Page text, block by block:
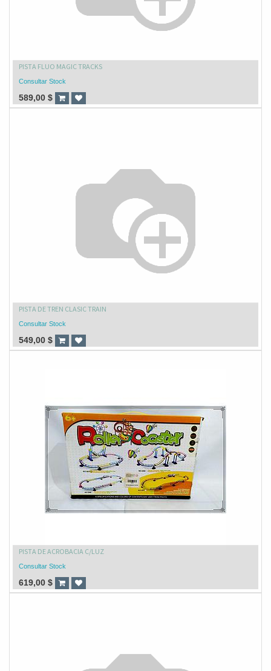
PISTA FLUO MAGIC TRACKS
Consultar Stock
589,00 $
PISTA DE TREN CLASIC TRAIN
Consultar Stock
549,00 $
PISTA DE ACROBACIA C/LUZ
Consultar Stock
619,00 $